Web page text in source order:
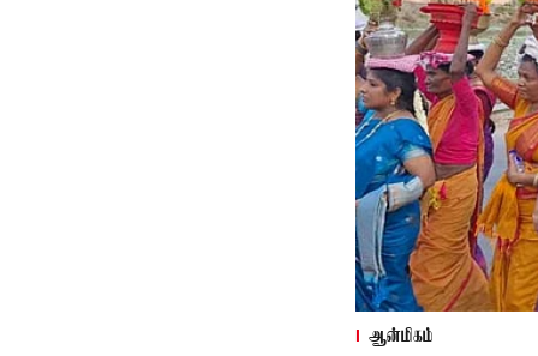
ஆன்மிகம்